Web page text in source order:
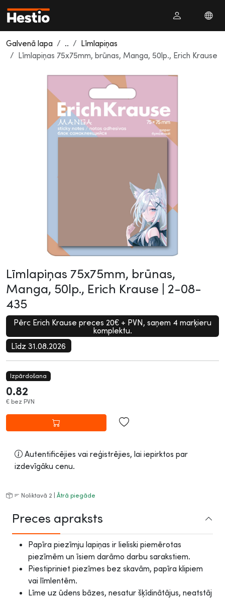
Galvenā lapa ..
Līmlapiņas
Līmlapiņas 75x75mm, brūnas, Manga, 50lp., Erich Krause
Līmlapiņas 75x75mm, brūnas,
Manga, 50lp., Erich Krause | 2-08-
435
Pērc Erich Krause preces 20€ + PVN, saņem 4 marķieru
komplektu.
Līdz 31.08.2026
Izpārdošana
0.82
€ bez PVN
Autentificējies vai reģistrējies, lai iepirktos par
izdevīgāku cenu.
Noliktavā 2 | Ātrā piegāde
Preces apraksts
Papīra piezīmju lapiņas ir lieliski piemērotas
piezīmēm un īsiem darāmo darbu sarakstiem.
Piestipriniet piezīmes bez skavām, papīra klipiem
vai līmlentēm.
Līme uz ūdens bāzes, nesatur šķīdinātājus, neatstāj